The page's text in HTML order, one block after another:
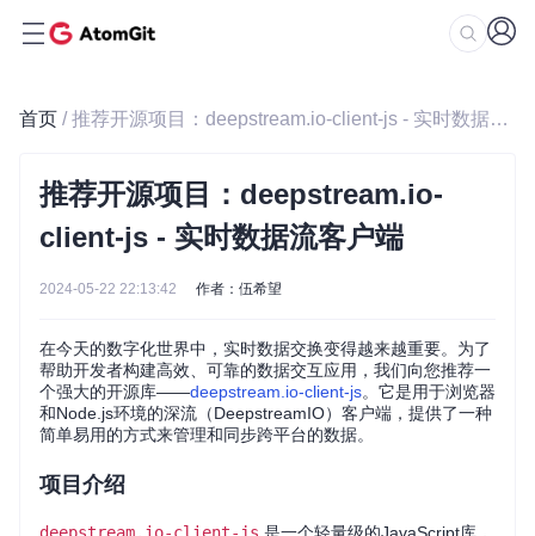
首页 / 推荐开源项目：deepstream.io-client-js - 实时数据流客户端
推荐开源项目：deepstream.io-
client-js - 实时数据流客户端
2024-05-22 22:13:42 作者：伍希望
在今天的数字化世界中，实时数据交换变得越来越重要。为了
帮助开发者构建高效、可靠的数据交互应用，我们向您推荐一
个强大的开源库——deepstream.io-client-js。它是用于浏览器
和Node.js环境的深流（DeepstreamIO）客户端，提供了一种
简单易用的方式来管理和同步跨平台的数据。
项目介绍